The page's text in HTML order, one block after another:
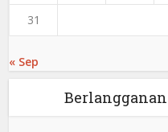
31
« Sep